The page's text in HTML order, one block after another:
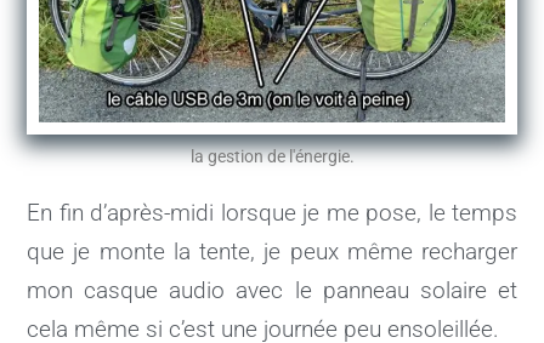
la gestion de l'énergie.
En fin d’après-midi lorsque je me pose, le temps
que je monte la tente, je peux même recharger
mon casque audio avec le panneau solaire et
cela même si c’est une journée peu ensoleillée.